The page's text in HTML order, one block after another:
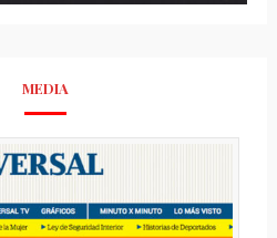
MEDIA